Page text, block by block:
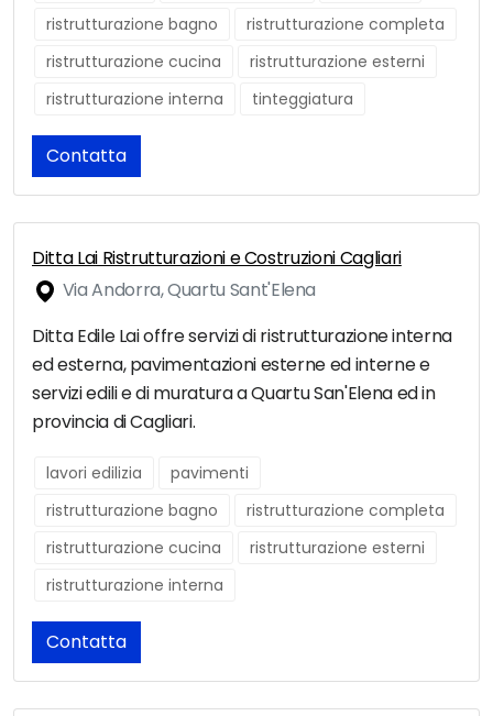
ristrutturazione bagno
ristrutturazione completa
ristrutturazione cucina
ristrutturazione esterni
ristrutturazione interna
tinteggiatura
Contatta
Ditta Lai Ristrutturazioni e Costruzioni Cagliari
Via Andorra, Quartu Sant'Elena
Ditta Edile Lai offre servizi di ristrutturazione interna
ed esterna, pavimentazioni esterne ed interne e
servizi edili e di muratura a Quartu San'Elena ed in
provincia di Cagliari.
lavori edilizia
pavimenti
ristrutturazione bagno
ristrutturazione completa
ristrutturazione cucina
ristrutturazione esterni
ristrutturazione interna
Contatta